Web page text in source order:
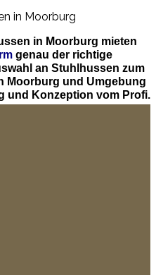
in Moorburg mieten
genau der richtige
an Stuhlhussen zum
Moorburg und Umgebung
und Konzeption vom Profi.